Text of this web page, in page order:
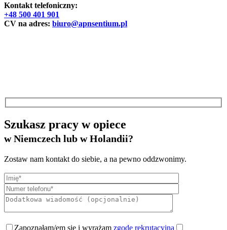
Kontakt telefoniczny:
+48 500 401 901
CV na adres: biuro@apnsentium.pl
Szukasz pracy w opiece
w Niemczech lub w Holandii?
Zostaw nam kontakt do siebie, a na pewno oddzwonimy.
Zapoznałam/em się i wyrażam zgodę rekrutacyjną